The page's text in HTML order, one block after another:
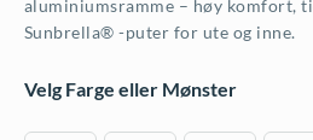
aluminiumsramme – høy komfort,
Sunbrella® -puter for ute og inne.
Velg Farge eller Mønster